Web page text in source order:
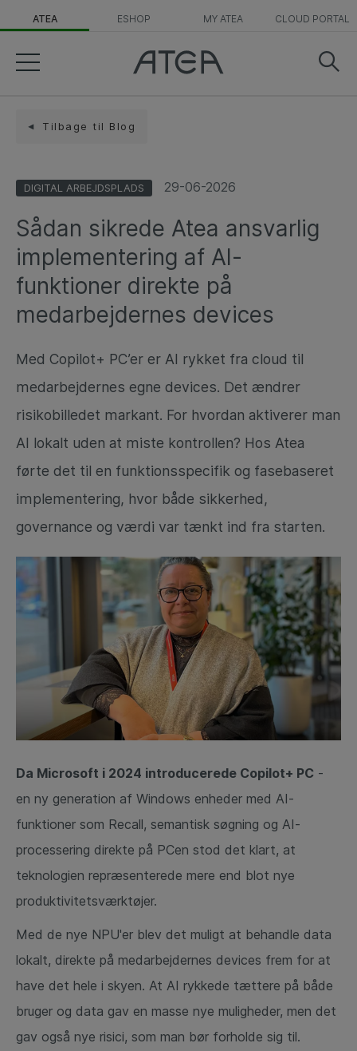
ATEA ESHOP MY ATEA CLOUD PORTAL
Tilbage til Blog
DIGITAL ARBEJDSPLADS 29-06-2026
Sådan sikrede Atea ansvarlig
implementering af AI-
funktioner direkte på
medarbejdernes devices
Med Copilot+ PC’er er AI rykket fra cloud til
medarbejdernes egne devices. Det ændrer
risikobilledet markant. For hvordan aktiverer man
AI lokalt uden at miste kontrollen? Hos Atea
førte det til en funktionsspecifik og fasebaseret
implementering, hvor både sikkerhed,
governance og værdi var tænkt ind fra starten.
Da Microsoft i 2024 introducerede Copilot+ PC -
en ny generation af Windows enheder med AI-
funktioner som Recall, semantisk søgning og AI-
processering direkte på PCen stod det klart, at
teknologien repræsenterede mere end blot nye
produktivitetsværktøjer.
Med de nye NPU'er blev det muligt at behandle data
lokalt, direkte på medarbejdernes devices frem for at
have det hele i skyen. At AI rykkede tættere på både
bruger og data gav en masse nye muligheder, men det
gav også nye risici, som man bør forholde sig til.